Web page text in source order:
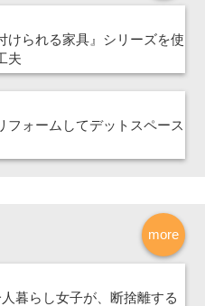
けられる家具』シリーズを使
夫
フォームしてデットスペース
more
暮らし女子が、断捨離する